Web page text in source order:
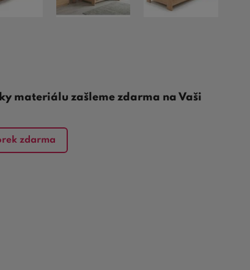
materiálu zašleme zdarma na Vaši
zdarma